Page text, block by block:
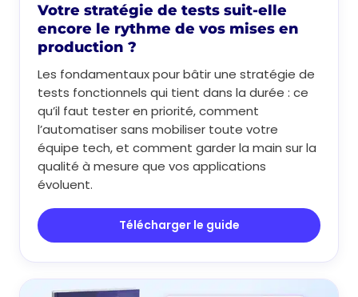
Votre stratégie de tests suit-elle
encore le rythme de vos mises en
production ?
Les fondamentaux pour bâtir une stratégie de
tests fonctionnels qui tient dans la durée : ce
qu’il faut tester en priorité, comment
l’automatiser sans mobiliser toute votre
équipe tech, et comment garder la main sur la
qualité à mesure que vos applications
évoluent.
Télécharger le guide